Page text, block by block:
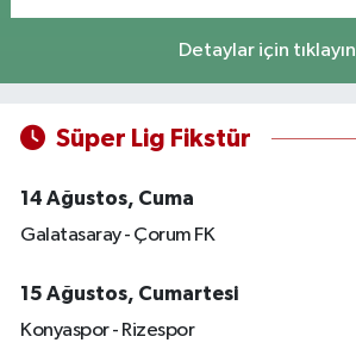
Detaylar için tıklayın
Süper Lig Fikstür
14 Ağustos, Cuma
Galatasaray - Çorum FK
15 Ağustos, Cumartesi
Konyaspor - Rizespor